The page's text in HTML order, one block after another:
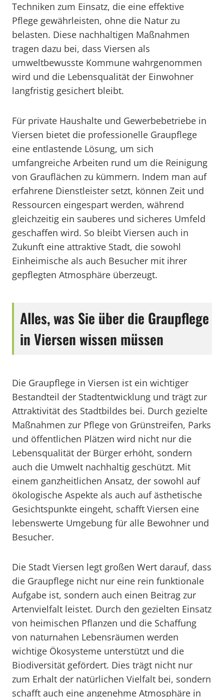
Techniken zum Einsatz, die eine effektive
Pflege gewährleisten, ohne die Natur zu
belasten. Diese nachhaltigen Maßnahmen
tragen dazu bei, dass Viersen als
umweltbewusste Kommune wahrgenommen
wird und die Lebensqualität der Einwohner
langfristig gesichert bleibt.
Für private Haushalte und Gewerbebetriebe in
Viersen bietet die professionelle Graupflege
eine entlastende Lösung, um sich
umfangreiche Arbeiten rund um die Reinigung
von Grauflächen zu kümmern. Indem man auf
erfahrene Dienstleister setzt, können Zeit und
Ressourcen eingespart werden, während
gleichzeitig ein sauberes und sicheres Umfeld
geschaffen wird. So bleibt Viersen auch in
Zukunft eine attraktive Stadt, die sowohl
Einheimische als auch Besucher mit ihrer
gepflegten Atmosphäre überzeugt.
Alles, was Sie über die Graupflege
in Viersen wissen müssen
Die Graupflege in Viersen ist ein wichtiger
Bestandteil der Stadtentwicklung und trägt zur
Attraktivität des Stadtbildes bei. Durch gezielte
Maßnahmen zur Pflege von Grünstreifen, Parks
und öffentlichen Plätzen wird nicht nur die
Lebensqualität der Bürger erhöht, sondern
auch die Umwelt nachhaltig geschützt. Mit
einem ganzheitlichen Ansatz, der sowohl auf
ökologische Aspekte als auch auf ästhetische
Gesichtspunkte eingeht, schafft Viersen eine
lebenswerte Umgebung für alle Bewohner und
Besucher.
Die Stadt Viersen legt großen Wert darauf, dass
die Graupflege nicht nur eine rein funktionale
Aufgabe ist, sondern auch einen Beitrag zur
Artenvielfalt leistet. Durch den gezielten Einsatz
von heimischen Pflanzen und die Schaffung
von naturnahen Lebensräumen werden
wichtige Ökosysteme unterstützt und die
Biodiversität gefördert. Dies trägt nicht nur
zum Erhalt der natürlichen Vielfalt bei, sondern
schafft auch eine angenehme Atmosphäre in